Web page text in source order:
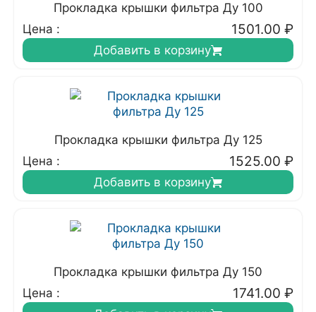
Прокладка крышки фильтра Ду 100
Цена :
1501.00 ₽
Добавить в корзину
Прокладка крышки фильтра Ду 125
Цена :
1525.00 ₽
Добавить в корзину
Прокладка крышки фильтра Ду 150
Цена :
1741.00 ₽